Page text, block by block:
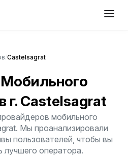
Castelsagrat
в г. Castelsagrat
мобильного
Мы проанализировали
пользователей, чтобы вы
лучшего оператора.